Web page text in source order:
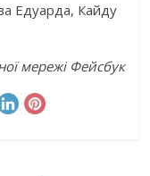
Едуарда, Кайду
мережі Фейсбук